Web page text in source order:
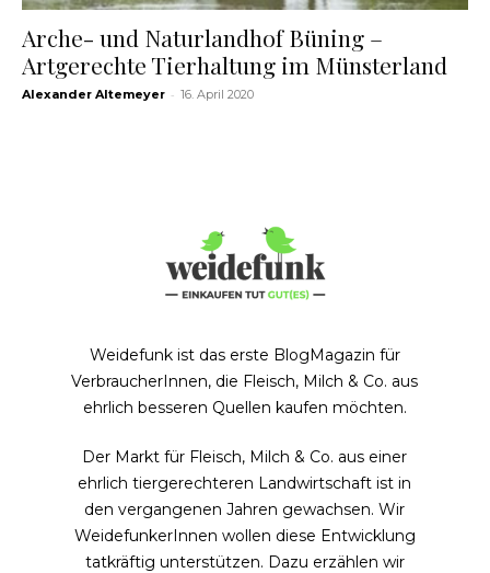
Arche- und Naturlandhof Büning –
Artgerechte Tierhaltung im Münsterland
Alexander Altemeyer - 16. April 2020
Weidefunk ist das erste BlogMagazin für
VerbraucherInnen, die Fleisch, Milch & Co. aus
ehrlich besseren Quellen kaufen möchten.
Der Markt für Fleisch, Milch & Co. aus einer
ehrlich tiergerechteren Landwirtschaft ist in
den vergangenen Jahren gewachsen. Wir
WeidefunkerInnen wollen diese Entwicklung
tatkräftig unterstützen. Dazu erzählen wir